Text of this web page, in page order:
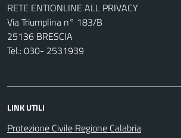
RETE ENTIONLINE ALL PRIVACY
Via Triumplina n° 183/B
25136 BRESCIA
Tel.: 030- 2531939
LINK UTILI
Protezione Civile Regione Calabria